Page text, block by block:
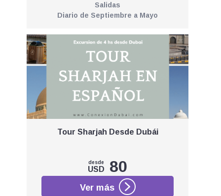
Salidas
Diario de Septiembre a Mayo
Tour Sharjah Desde Dubái
desde
USD 80